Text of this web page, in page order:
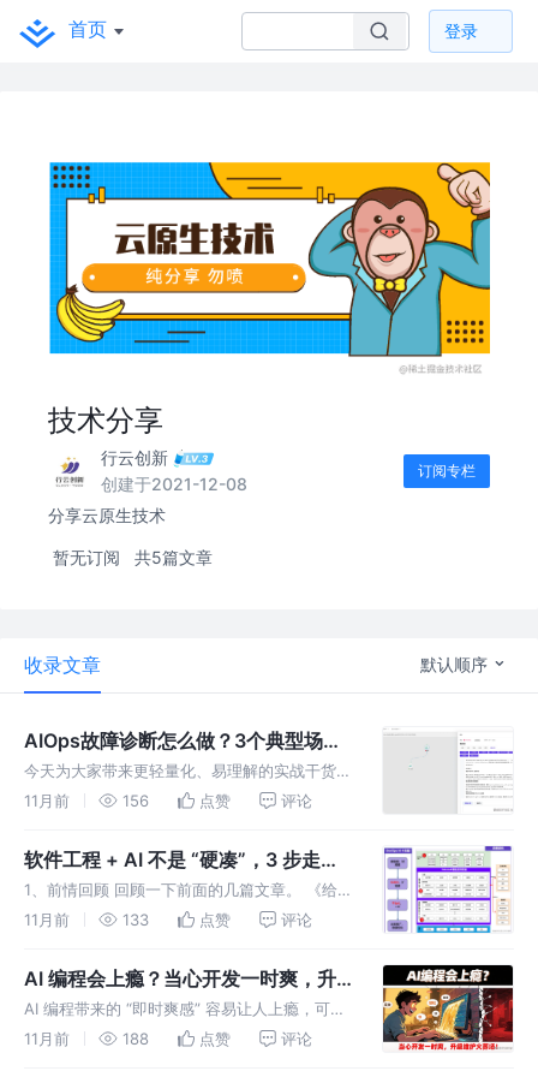
首页 登录
技术分享
行云创新
创建于2021-12-08
订阅专栏
分享云原生技术
暂无订阅 共5篇文章
收录文章 默认顺序
AIOps故障诊断怎么做？3个典型场景
实践展示
今天为大家带来更轻量化、易理解的实战干货
—— 分享我们基于 AI 开展故障分析的多个实际
11月前 156 点赞 评论
软件工程 + AI 不是 “硬凑”，3 步走通
落地关键环节
1、前情回顾 回顾一下前面的几篇文章。 《给
【AI+软件工程】泼一瓢冷水》这篇文章论证了
AI 包揽所有工作，结果将是一场灾难。 《都说
11月前 133 点赞 评论
AI 编程会上瘾？当心开发一时爽，升
级维护火葬场！
AI 编程带来的 “即时爽感” 容易让人上瘾，可你
是否想过，当项目进入升级迭代或故障维护阶
11月前 188 点赞 评论